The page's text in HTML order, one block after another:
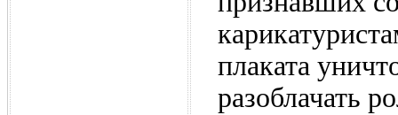
плаката
разоблачать